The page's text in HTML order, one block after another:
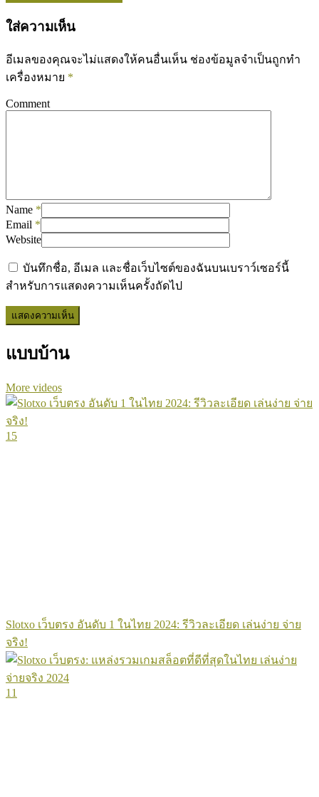
ใส่ความเห็น
อีเมลของคุณจะไม่แสดงให้คนอื่นเห็น ช่องข้อมูลจำเป็นถูกทำ
เครื่องหมาย *
Comment
Name *
Email *
Website
บันทึกชื่อ, อีเมล และชื่อเว็บไซต์ของฉันบนเบราว์เซอร์นี้
สำหรับการแสดงความเห็นครั้งถัดไป
แบบบ้าน
More videos
15
Slotxo เว็บตรง อันดับ 1 ในไทย 2024: รีวิวละเอียด เล่นง่าย จ่าย
จริง!
11